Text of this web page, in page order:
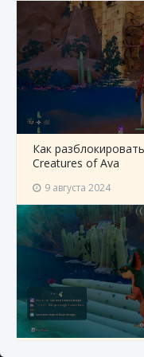
Как
Creatures of Ava
9 августа 2024